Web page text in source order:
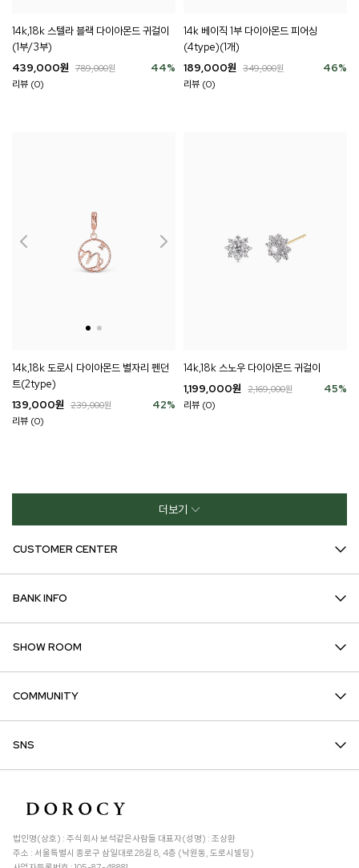
14k,18k 스텔라 블랙 다이아몬드 귀걸이
(1부/3부)
44%
439,000원 789,000원
리뷰 (0)
14k 베이직 1부 다이아몬드 피어싱
(4type)(1개)
46%
189,000원 349,000원
리뷰 (0)
14k,18k 도로시 다이아몬드 별자리 펜던
트(2type)
42%
139,000원 239,000원
리뷰 (0)
14k,18k 스노우 다이아몬드 귀걸이
45%
1,199,000원 2,169,000원
리뷰 (0)
더보기
CUSTOMER CENTER
BANK INFO
SHOW ROOM
COMMUNITY
SNS
법인명(상호) : 주식회사 보석같은사람들 대표자(성명) : 조상환
주소 : 서울특별시 종로구 삼일대로28길 8, 4층 (낙원동, 도로시빌딩)